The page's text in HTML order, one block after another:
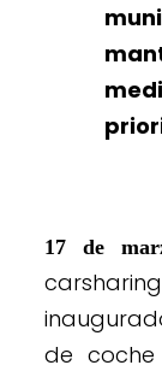
17 de
de coche